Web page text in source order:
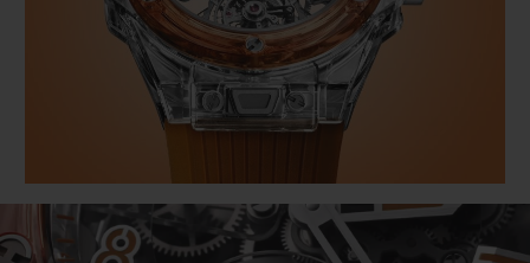
BIG BANG
SUMMER MULTI-
COLORED CERAMIC
BIG BANG
PEACH CERAMIC
GARANTIE 5+5